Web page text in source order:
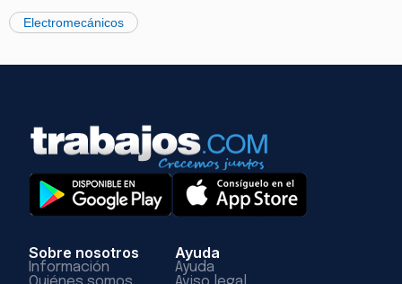
Electromecánicos
Sobre nosotros
Información
Ayuda
Ayuda